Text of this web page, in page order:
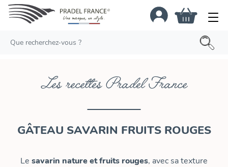
Les recettes Pradel France
GÂTEAU SAVARIN FRUITS ROUGES
Le savarin natureet fruits rouges, avec sa texture